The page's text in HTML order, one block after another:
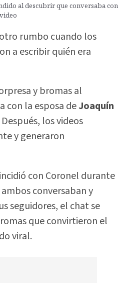
al descubrir que conversaba con
rumbo cuando los
a escribir quién era
y bromas al
con la esposa deJoaquín
Después, los videos
y generaron
con Coronel durante
conversaban y
seguidores, el chat se
que convirtieron el
viral.